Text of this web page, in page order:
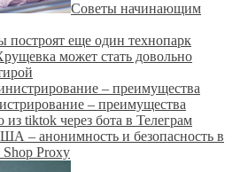
Советы начинающим
построят еще один технопарк
может стать довольно
– преимущества
из tiktok через бота в Телеграм
– анонимность и безопасность в
Shop Proxy